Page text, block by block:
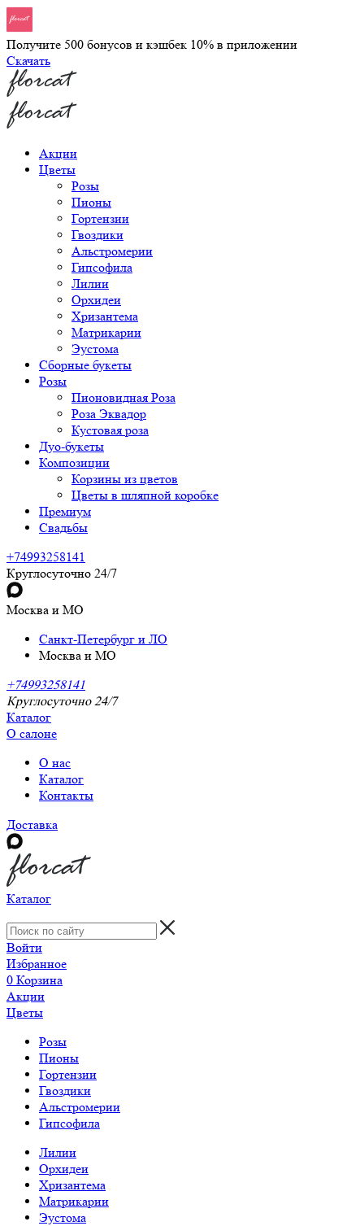
Получите 500 бонусов и кэшбек 10% в приложении
Скачать
Акции
Цветы
Розы
Пионы
Гортензии
Гвоздики
Альстромерии
Гипсофила
Лилии
Орхидеи
Хризантема
Матрикарии
Эустома
Сборные букеты
Розы
Пионовидная Роза
Роза Эквадор
Кустовая роза
Дуо-букеты
Композиции
Корзины из цветов
Цветы в шляпной коробке
Премиум
Свадьбы
+74993258141
Круглосуточно 24/7
Москва и МО
Санкт-Петербург и ЛО
Москва и МО
+74993258141
Круглосуточно 24/7
Каталог
О салоне
О нас
Каталог
Контакты
Доставка
Каталог
Войти
Избранное
0 Корзина
Акции
Цветы
Розы
Пионы
Гортензии
Гвоздики
Альстромерии
Гипсофила
Лилии
Орхидеи
Хризантема
Матрикарии
Эустома